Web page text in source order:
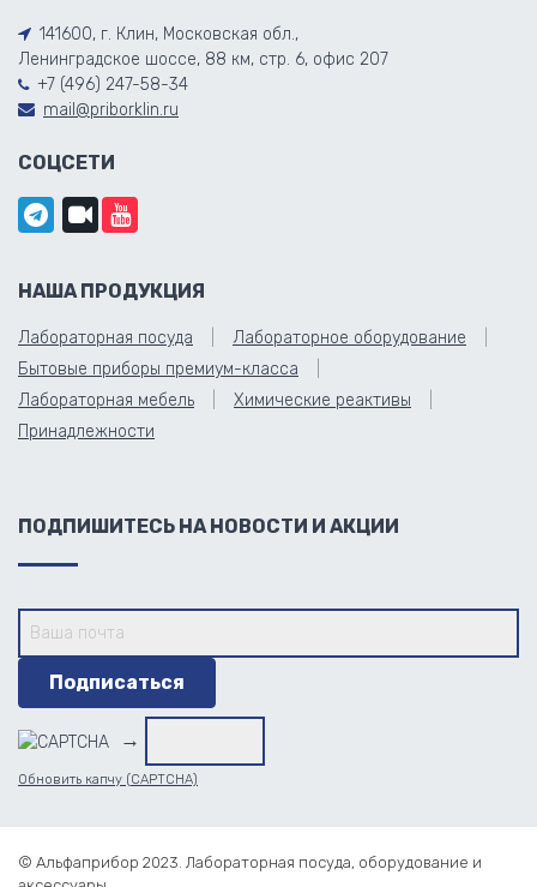
141600, г. Клин, Московская обл.,
Ленинградское шоссе, 88 км, стр. 6, офис 207
+7 (496) 247-58-34
mail@priborklin.ru
СОЦСЕТИ
НАША ПРОДУКЦИЯ
Лабораторная посуда
Лабораторное оборудование
Бытовые приборы премиум-класса
Лабораторная мебель
Химические реактивы
Принадлежности
ПОДПИШИТЕСЬ НА НОВОСТИ И АКЦИИ
→
Обновить капчу (CAPTCHA)
© Альфаприбор 2023. Лабораторная посуда, оборудование и